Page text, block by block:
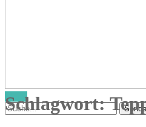
Menü
Schlagwort: